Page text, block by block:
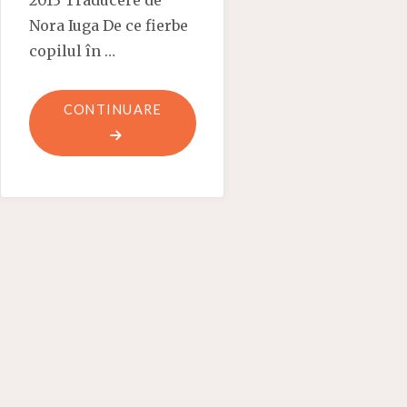
Nora Iuga De ce fierbe
copilul în …
CONTINUARE "POEMUL-
COPIL"